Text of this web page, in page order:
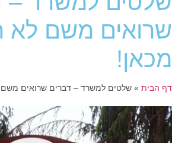
שרואים משם לא
מכאן!
דף הבית » שלטים למשרד – דברים שרואים משם